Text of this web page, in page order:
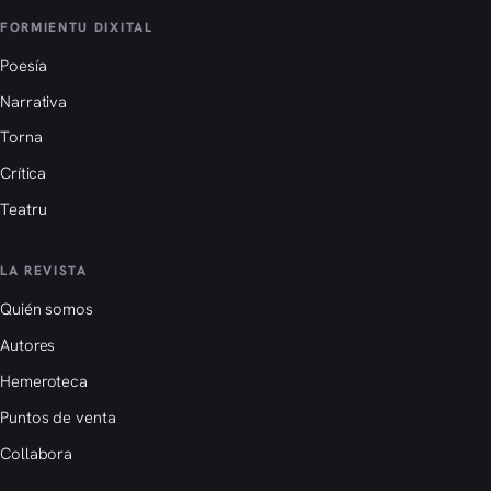
FORMIENTU DIXITAL
Poesía
Narrativa
Torna
Crítica
Teatru
LA REVISTA
Quién somos
Autores
Hemeroteca
Puntos de venta
Collabora